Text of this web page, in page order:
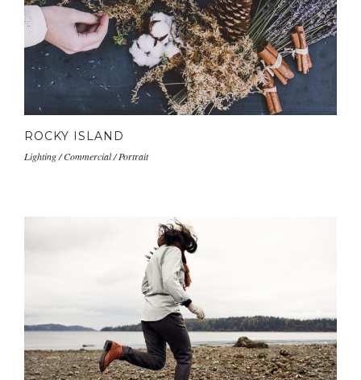
ROCKY ISLAND
Lighting / Commercial / Portrait